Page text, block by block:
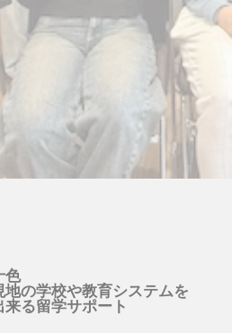
色
の学校や教育システムを
る留学サポート